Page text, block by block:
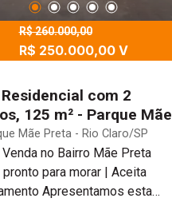
R$ 260.000,00
R$ 250.000,00 V
com 2
125 m² - Parque Mãe
Rio Claro/SP
Mãe Preta - Rio Claro/SP
Venda no Bairro Mãe Preta
para morar | Aceita
esta